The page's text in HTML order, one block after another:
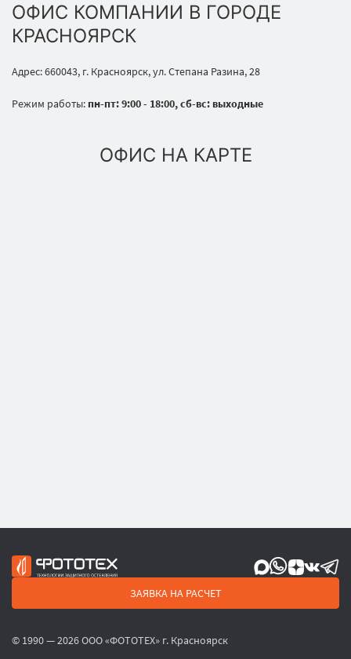
ОФИС КОМПАНИИ В ГОРОДЕ
КРАСНОЯРСК
Адрес: 660043, г. Красноярск, ул. Степана Разина, 28
Режим работы: пн-пт: 9:00 - 18:00, сб-вс: выходные
ОФИС НА КАРТЕ
ЗАЯВКА НА РАСЧЕТ
© 1990 — 2026 ООО «ФОТОТЕХ» г. Красноярск